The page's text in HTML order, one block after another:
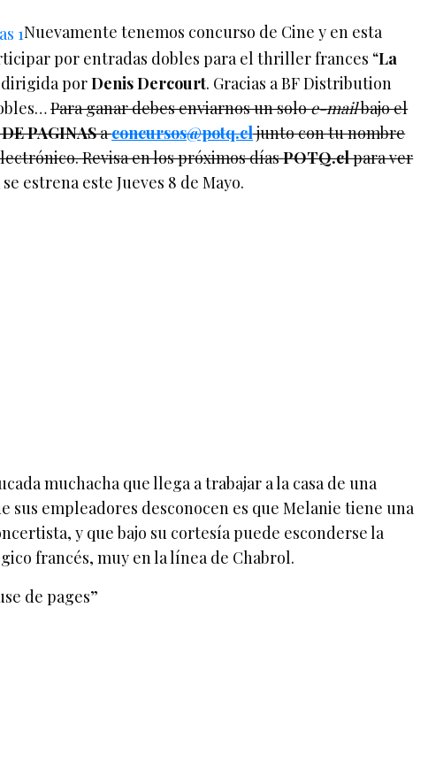
Nuevamente tenemos concurso de Cine y en esta
por entradas dobles para el thriller frances “La
dirigida porDenis Dercourt. Gracias a BF Distribution
Para ganar debes enviarnos un soloe-mailbajo el
PAGINASaconcursos@potq.cljunto con tu nombre
Revisa en los próximos díasPOTQ.clpara ver
estrena este Jueves 8 de Mayo.
muchacha que llega a trabajar a la casa de una
sus empleadores desconocen es que Melanie tiene una
y que bajo su cortesía puede esconderse la
francés, muy en la línea de Chabrol.
de pages”